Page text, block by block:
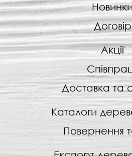
Договір
Акції
Доставка та
Каталоги
Повернення